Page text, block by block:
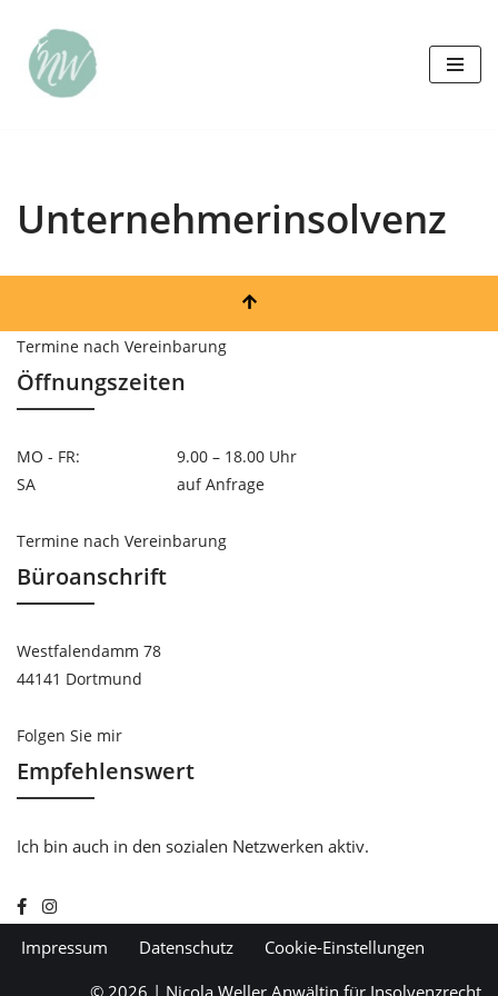
Zum
Inhalt
Unternehmerinsolvenz
Termine nach Vereinbarung
Öffnungszeiten
MO - FR:
9.00 – 18.00 Uhr
SA
auf Anfrage
Termine nach Vereinbarung
Büroanschrift
Westfalendamm 78
44141 Dortmund
Folgen Sie mir
Empfehlenswert
Ich bin auch in den sozialen Netzwerken aktiv.
Impressum Datenschutz
Cookie-Einstellungen
© 2026 | Nicola Weller Anwältin für Insolvenzrecht